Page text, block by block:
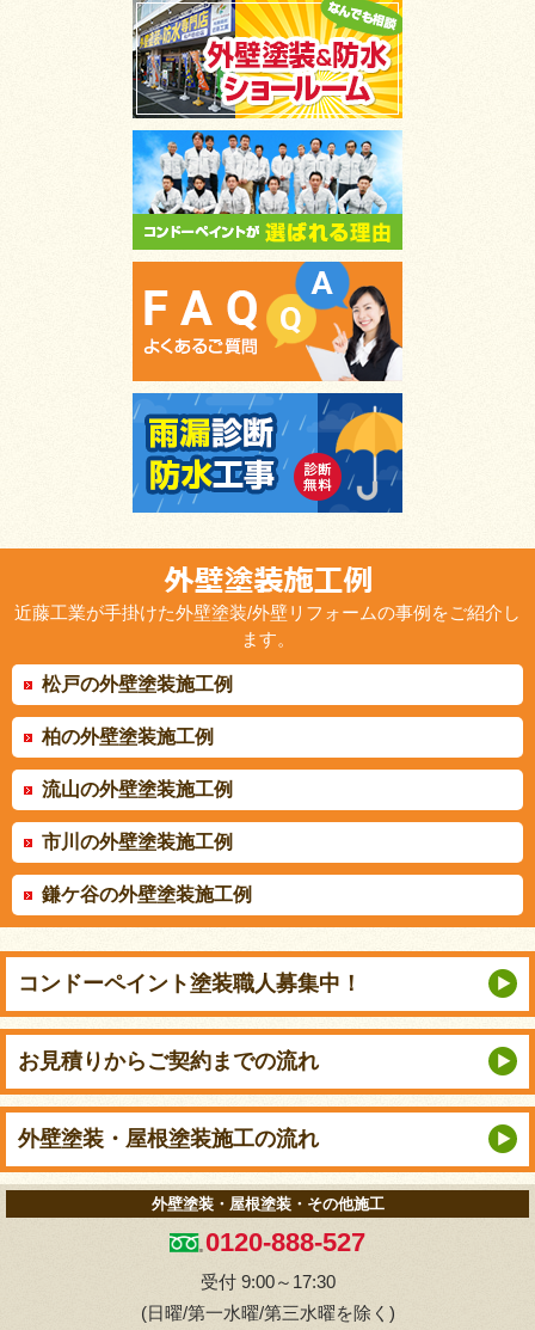
近藤工業が手掛けた外壁塗装/外壁リフォームの事例をご紹介し
ます。
松戸の外壁塗装施工例
柏の外壁塗装施工例
流山の外壁塗装施工例
市川の外壁塗装施工例
鎌ケ谷の外壁塗装施工例
コンドーペイント塗装職人募集中！
お見積りから ご契約までの流れ
外壁塗装・屋根塗装施工の流れ
外壁塗装・屋根塗装・その他施工
0120-888-527
受付 9:00～17:30
(日曜/第一水曜/第三水曜を除く)